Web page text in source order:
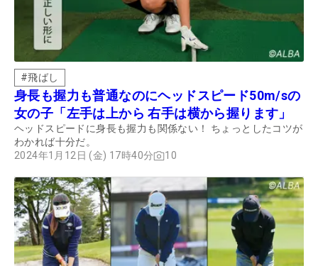
#飛ばし
身長も握力も普通なのにヘッドスピード50m/sの
女の子「左手は上から 右手は横から握ります」
ヘッドスピードに身長も握力も関係ない！ ちょっとしたコツが
わかれば十分だ。
2024年1月12日 (金) 17時40分
10